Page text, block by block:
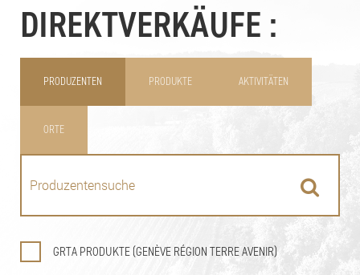
DIREKTVERKÄUFE :
PRODUZENTEN PRODUKTE AKTIVITÄTEN
ORTE
GRTA PRODUKTE (GENÈVE RÉGION TERRE AVENIR)